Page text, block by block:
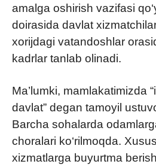
amalga oshirish vazifasi
doirasida davlat
xorijdagi vatandoshlar
kadrlar tanlab olinadi.
Ma’lumki, mamlakatimizda
davlat” degan tamoyil
Barcha sohalarda
choralari ko‘rilmoqda.
xizmatlarga buyurtma